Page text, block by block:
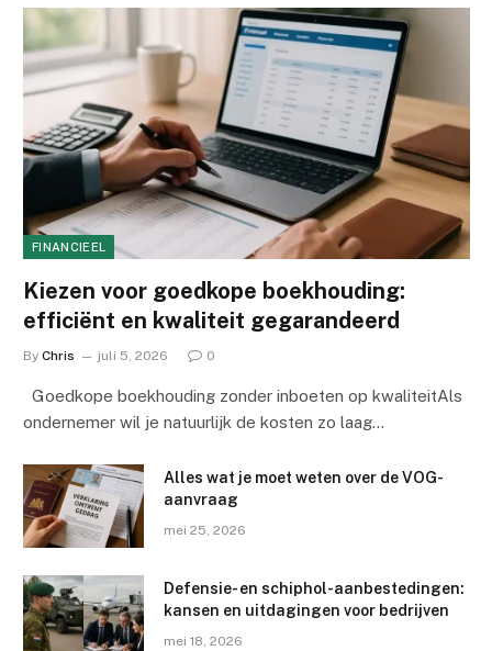
FINANCIEEL
Kiezen voor goedkope boekhouding:
efficiënt en kwaliteit gegarandeerd
By Chris juli 5, 2026 0
Goedkope boekhouding zonder inboeten op kwaliteitAls
ondernemer wil je natuurlijk de kosten zo laag…
Alles wat je moet weten over de VOG-
aanvraag
mei 25, 2026
Defensie- en schiphol-aanbestedingen:
kansen en uitdagingen voor bedrijven
mei 18, 2026